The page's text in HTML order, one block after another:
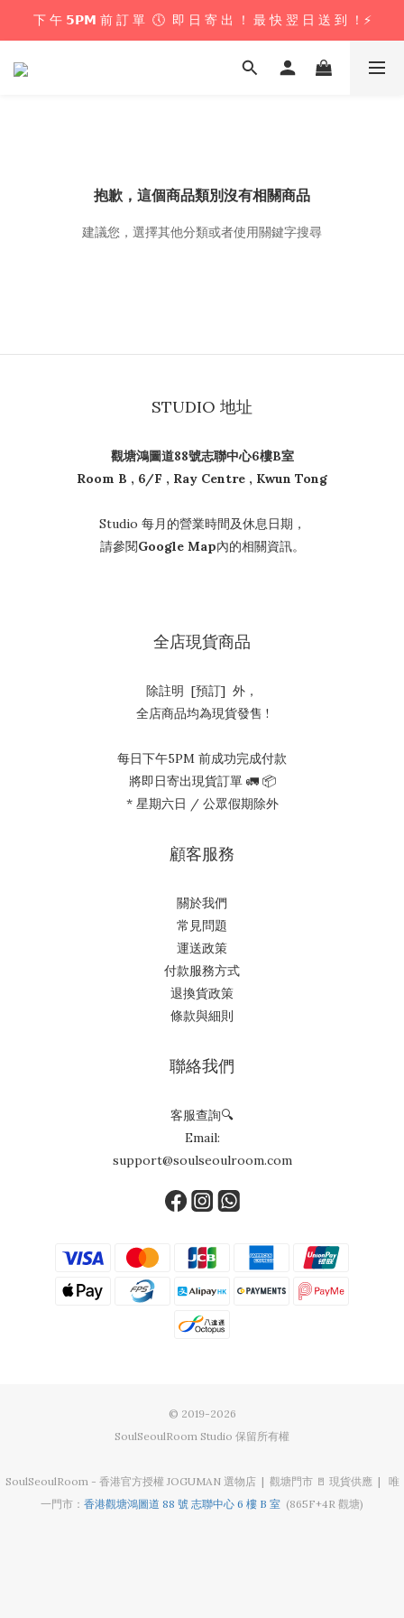
下 午 𝟱𝗣𝗠 前 訂 單  🕔  即 日 寄 出 ！ 最 快 翌 日 送 到 ！⚡️
下 午 𝟱𝗣𝗠 前 訂 單  🕔  即 日 寄 出 ！ 最 快 翌 日 送 到 ！⚡️
📦 購 物 滿 $𝟲𝟬𝟬 即 享 免 運 優 惠 ！ (公仔花束商品除外) 📦
抱歉，這個商品類別沒有相關商品
建議您，選擇其他分類或者使用關鍵字搜尋
STUDIO 地址
觀塘鴻圖道88號志聯中心6樓B室
Room B , 6/F , Ray Centre , Kwun Tong
Studio 每月的營業時間及休息日期，
請參閱Google Map內的相關資訊。
全店現貨商品
除註明 [預訂] 外，
全店商品均為現貨發售 !
每日下午5PM 前成功完成付款
將即日寄出現貨訂單 🚛 📦
* 星期六日 / 公眾假期除外
顧客服務
關於我們
常見問題
運送政策
付款服務方式
退換貨政策
條款與細則
聯絡我們
客服查詢🔍
Email:
support@soulseoulroom.com
© 2019-2026
SoulSeoulRoom Studio 保留所有權
SoulSeoulRoom - 香港官方授權 JOGUMAN 選物店 | 觀塘門市 🚪 現貨供應 | 唯
一門市： 香港觀塘鴻圖道 88 號 志聯中心 6 樓 B 室 (865F+4R 觀塘)